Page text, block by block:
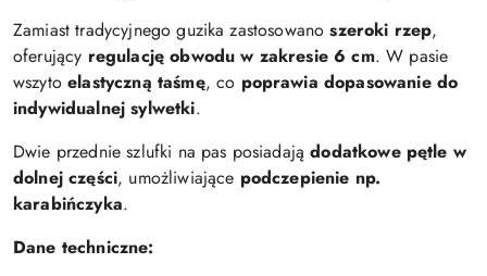
Zamiast tradycyjnego guzika zastosowanoszeroki rzep,
oferujący regulację obwodu w zakresie 6 cm. W pasie
wszytoelastyczną taśmę, co poprawia dopasowanie do
indywidualnej sylwetki.
Dwie przednie szlufki na pas posiadajądodatkowe pętle w
dolnej części, umożliwiające podczepienie np.
karabińczyka.
Dane techniczne: